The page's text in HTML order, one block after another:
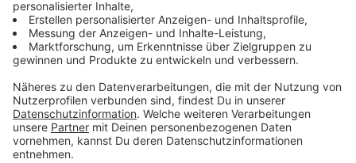
Tag Monat Jahr
Ich möchte den kostenlosen ROCK ANTENNE
Newsletter, auf Basis meiner Anmeldedaten
personalisiertund max. 2x wöchentlich per Mail
erhalten und bin mit der Auswertung meiner
Newsletter-Nutzung per Zähl-Pixel einverstanden.